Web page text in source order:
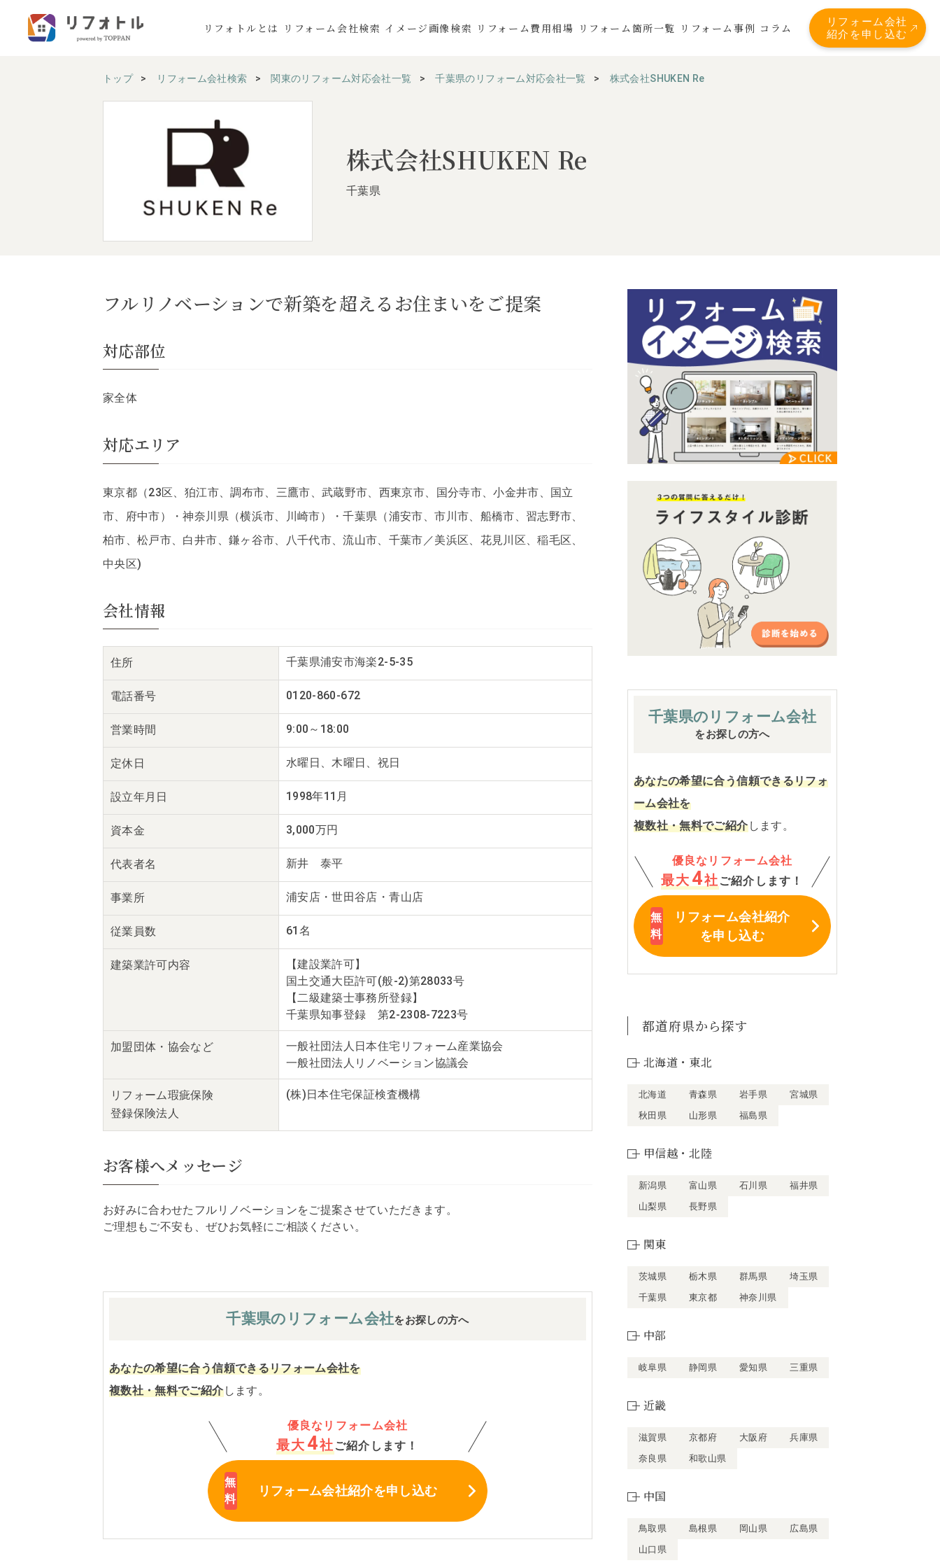
リフォトルとは リフォーム会社検索 イメージ画像検索 リフォーム費用相場 リフォーム箇所一覧 リフォーム事例 コラム
リフォーム会社
紹介を申し込む
トップ リフォーム会社検索 関東のリフォーム対応会社一覧 千葉県のリフォーム対応会社一覧 株式会社SHUKEN Re
株式会社SHUKEN Re
千葉県
フルリノベーションで新築を超えるお住まいをご提案
対応部位
家全体
対応エリア
東京都（23区、狛江市、調布市、三鷹市、武蔵野市、西東京市、国分寺市、小金井市、国立
市、府中市）・神奈川県（横浜市、川崎市）・千葉県（浦安市、市川市、船橋市、習志野市、
柏市、松戸市、白井市、鎌ヶ谷市、八千代市、流山市、千葉市／美浜区、花見川区、稲毛区、
中央区)
会社情報
住所 千葉県浦安市海楽2-5-35
電話番号 0120-860-672
営業時間 9:00～18:00
定休日 水曜日、木曜日、祝日
設立年月日 1998年11月
資本金 3,000万円
代表者名 新井 泰平
事業所 浦安店・世田谷店・青山店
従業員数 61名
建築業許可内容
【建設業許可】
国土交通大臣許可(般-2)第28033号
【二級建築士事務所登録】
千葉県知事登録 第2-2308-7223号
加盟団体・ 協会など
一般社団法人日本住宅リフォーム産業協会
一般社団法人リノベーション協議会
リフォーム瑕疵保険
登録保険法人
(株)日本住宅保証検査機構
お客様へメッセージ
お好みに合わせたフルリノベーションをご提案させていただきます。
ご理想もご不安も、ぜひお気軽にご相談ください。
千葉県の リフォーム会社をお探しの方へ
あなたの希望に合う信頼できるリフォーム会社を
複数社・無料でご紹介します。
優良なリフォーム会社
最大 4社 ご紹介します！
リフォーム会社紹介を申し込む
千葉県の リフォーム会社
をお探しの方へ
あなたの希望に合う信頼できるリフォ
ーム会社を
複数社・無料でご紹介します。
優良なリフォーム会社
最大 4社 ご紹介します！
リフォーム会社紹介
を申し込む
都道府県から探す
北海道・東北
北海道 青森県 岩手県
宮城県
秋田県
山形県 福島県
甲信越・北陸
新潟県 富山県 石川県
福井県
山梨県
長野県
関東
茨城県 栃木県 群馬県
埼玉県
千葉県
東京都 神奈川県
中部
岐阜県 静岡県 愛知県 三重県
近畿
滋賀県 京都府 大阪府
兵庫県
奈良県
和歌山県
中国
鳥取県 島根県 岡山県
広島県
山口県